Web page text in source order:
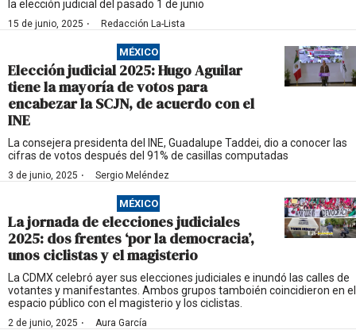
la elección judicial del pasado 1 de junio
15 de junio, 2025 · Redacción La-Lista
MÉXICO
Elección judicial 2025: Hugo Aguilar
tiene la mayoría de votos para
encabezar la SCJN, de acuerdo con el
INE
La consejera presidenta del INE, Guadalupe Taddei, dio a conocer las
cifras de votos después del 91% de casillas computadas
3 de junio, 2025 · Sergio Meléndez
MÉXICO
La jornada de elecciones judiciales
2025: dos frentes ‘por la democracia’,
unos ciclistas y el magisterio
La CDMX celebró ayer sus elecciones judiciales e inundó las calles de
votantes y manifestantes. Ambos grupos tamboién coincidieron en el
espacio público con el magisterio y los ciclistas.
2 de junio, 2025 · Aura García